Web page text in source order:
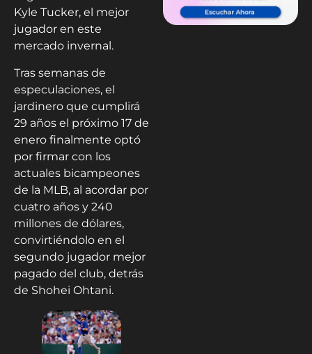
Kyle Tucker, el mejor
jugador en este
mercado invernal.
Tras semanas de
especulaciones, el
jardinero que cumplirá
29 años el próximo 17 de
enero finalmente optó
por firmar con los
actuales bicampeones
de la MLB, al acordar por
cuatro años y 240
millones de dólares,
convirtiéndolo en el
segundo jugador mejor
pagado del club, detrás
de Shohei Ohtani.